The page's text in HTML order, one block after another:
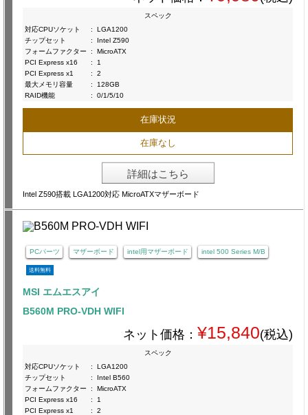
スペック
対応CPUソケット
:
LGA1200
チップセット
:
Intel Z590
フォームファクター
:
MicroATX
PCI Express x16
:
1
PCI Express x1
:
2
最大メモリ容量
:
128GB
RAID機能
: 0/1/5/10
在庫状況
在庫なし
詳細はこちら
Intel Z590搭載 LGA1200対応 MicroATXマザーボード
PCパーツ マザーボード intel用マザーボード intel 500 Series M/B
送料無料
MSI エムエスアイ
B560M PRO-VDH WIFI
ネット価格： ¥15,840(税込)
スペック
対応CPUソケット
:
LGA1200
チップセット
:
Intel B560
フォームファクター
:
MicroATX
PCI Express x16
:
1
PCI Express x1
:
2